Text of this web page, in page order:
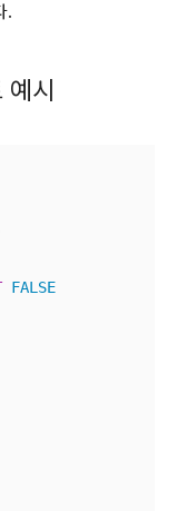
.
시
FALSE